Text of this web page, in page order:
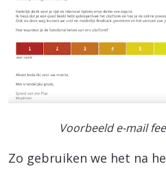
Voorbeeld e-mail
Zo gebruiken we het na